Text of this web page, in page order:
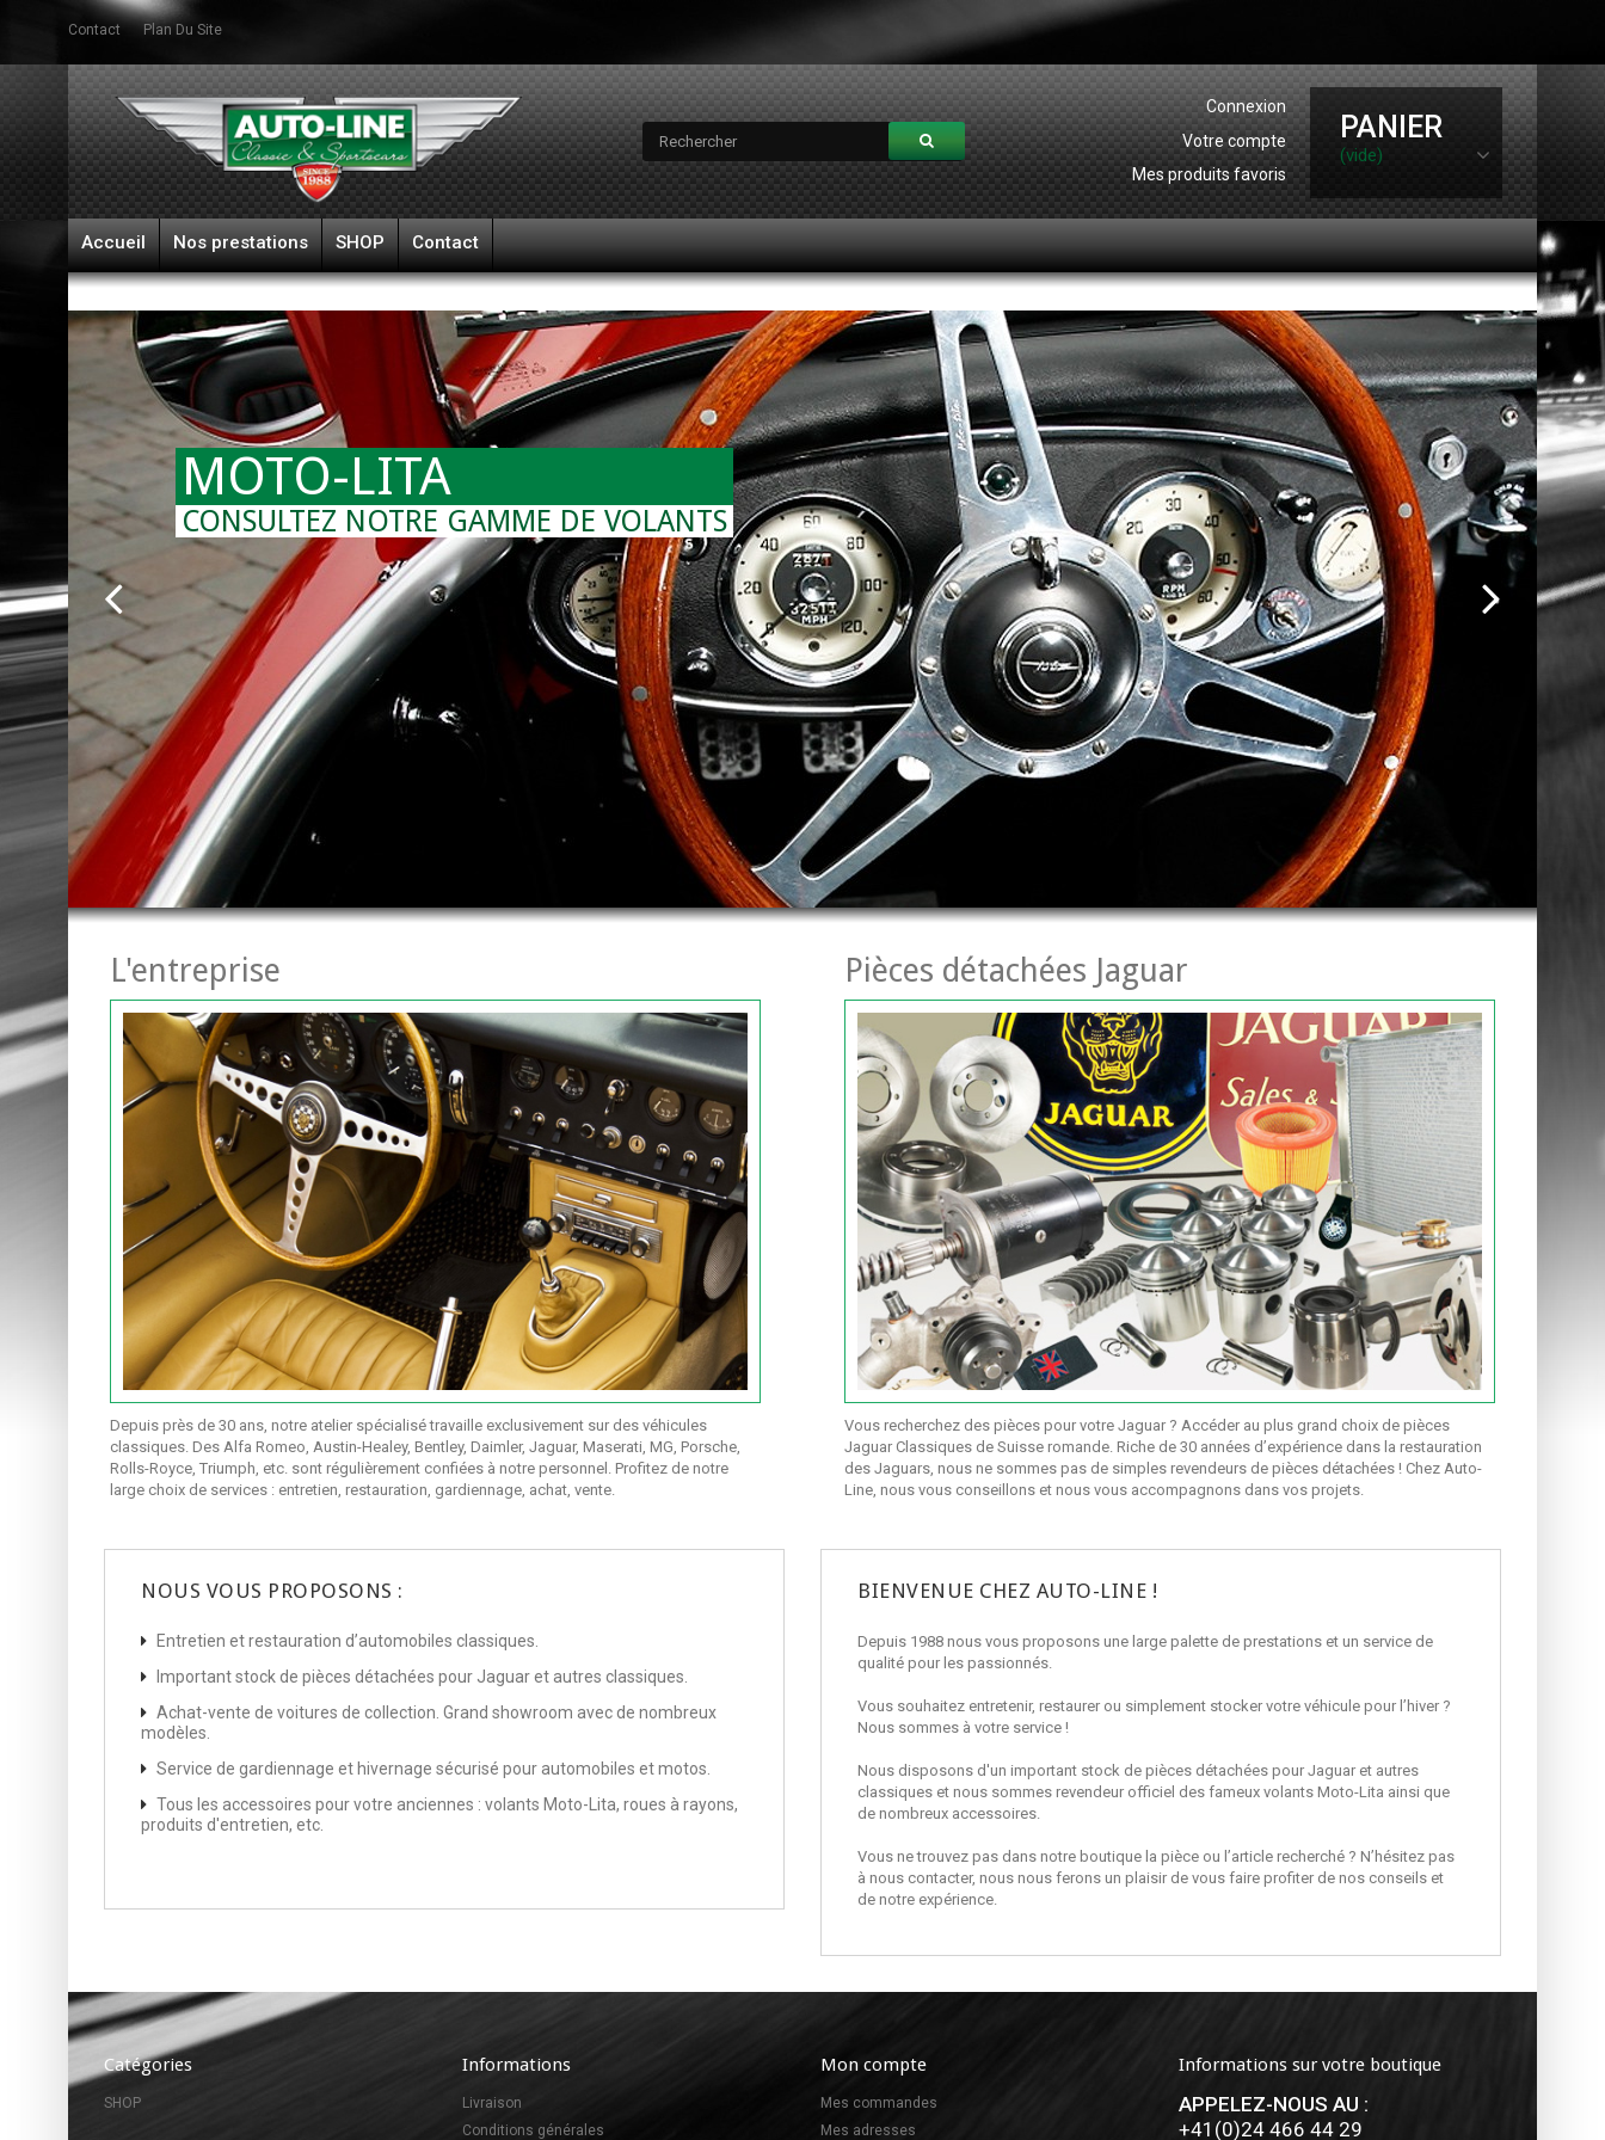
Contact Plan Du Site
Connexion
Votre compte
Mes produits favoris
PANIER
(vide)
Accueil Nos prestations SHOP Contact
MOTO-LITA
CONSULTEZ NOTRE GAMME DE VOLANTS
L'entreprise
Depuis près de 30 ans, notre atelier spécialisé travaille exclusivement sur des véhicules
classiques. Des Alfa Romeo, Austin-Healey, Bentley, Daimler, Jaguar, Maserati, MG, Porsche,
Rolls-Royce, Triumph, etc. sont régulièrement confiées à notre personnel. Profitez de notre
large choix de services : entretien, restauration, gardiennage, achat, vente.
Pièces détachées Jaguar
Vous recherchez des pièces pour votre Jaguar ? Accéder au plus grand choix de pièces
Jaguar Classiques de Suisse romande. Riche de 30 années d’expérience dans la restauration
des Jaguars, nous ne sommes pas de simples revendeurs de pièces détachées ! Chez Auto-
Line, nous vous conseillons et nous vous accompagnons dans vos projets.
NOUS VOUS PROPOSONS :
Entretien et restauration d’automobiles classiques.
Important stock de pièces détachées pour Jaguar et autres classiques.
Achat-vente de voitures de collection. Grand showroom avec de nombreux
modèles.
Service de gardiennage et hivernage sécurisé pour automobiles et motos.
Tous les accessoires pour votre anciennes : volants Moto-Lita, roues à rayons,
produits d'entretien, etc.
BIENVENUE CHEZ AUTO-LINE !
Depuis 1988 nous vous proposons une large palette de prestations et un service de
qualité pour les passionnés.
Vous souhaitez entretenir, restaurer ou simplement stocker votre véhicule pour l’hiver ?
Nous sommes à votre service !
Nous disposons d'un important stock de pièces détachées pour Jaguar et autres
classiques et nous sommes revendeur officiel des fameux volants Moto-Lita ainsi que
de nombreux accessoires.
Vous ne trouvez pas dans notre boutique la pièce ou l’article recherché ? N’hésitez pas
à nous contacter, nous nous ferons un plaisir de vous faire profiter de nos conseils et
de notre expérience.
Catégories
SHOP
Informations
Livraison
Conditions générales
Mon compte
Mes commandes
Mes adresses
Informations sur votre boutique
APPELEZ-NOUS AU :
+41(0)24 466 44 29